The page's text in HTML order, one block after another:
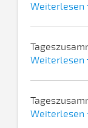
Weiterlesen
Weiterlesen
Weiterlesen